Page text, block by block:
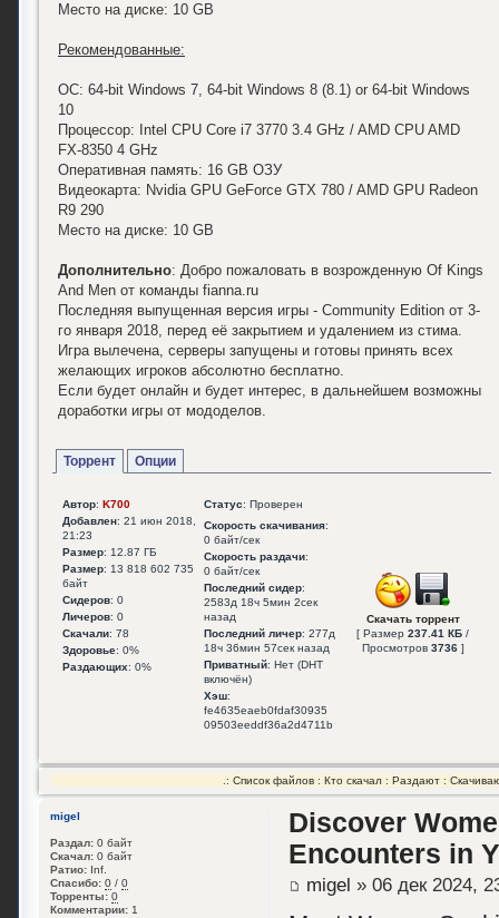
Место на диске: 10 GB
Рекомендованные:
ОС: 64-bit Windows 7, 64-bit Windows 8 (8.1) or 64-bit Windows
10
Процессор: Intel CPU Core i7 3770 3.4 GHz / AMD CPU AMD
FX-8350 4 GHz
Оперативная память: 16 GB ОЗУ
Видеокарта: Nvidia GPU GeForce GTX 780 / AMD GPU Radeon
R9 290
Место на диске: 10 GB
Дополнительно: Добро пожаловать в возрожденную Of Kings
And Men от команды fianna.ru
Последняя выпущенная версия игры - Community Edition от 3-
го января 2018, перед её закрытием и удалением из стима.
Игра вылечена, серверы запущены и готовы принять всех
желающих игроков абсолютно бесплатно.
Если будет онлайн и будет интерес, в дальнейшем возможны
доработки игры от мододелов.
Торрент Опции
Автор: K700
Добавлен: 21 июн 2018,
21:23
Размер: 12.87 ГБ
Размер: 13 818 602 735
байт
Сидеров: 0
Личеров: 0
Скачали: 78
Здоровье: 0%
Раздающих: 0%
Статус: Проверен
Скорость скачивания:
0 байт/сек
Скорость раздачи:
0 байт/сек
Последний сидер:
2583д 18ч 5мин 2сек
назад
Последний личер: 277д
18ч 36мин 57сек назад
Приватный: Нет (DHT
включён)
Хэш:
fe4635eaeb0fdaf30935
09503eeddf36a2d4711b
Скачать торрент
[ Размер 237.41 КБ /
Просмотров 3736]
.: Список файлов : Кто скачал : Раздают :
Discover
Encounters in
migel » 06 дек 2024,
migel
Раздал: 0 байт
Скачал: 0 байт
Ратио: Inf.
Спасибо: 0 / 0
Торренты: 0
Комментарии: 1